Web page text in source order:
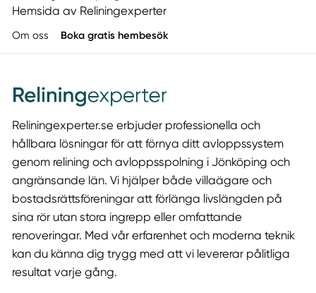
Hemsida av Reliningexperter
Om oss Boka gratis hembesök
Reliningexperter.se erbjuder professionella och
hållbara lösningar för att förnya ditt avloppssystem
genom relining och avloppsspolning i Jönköping och
angränsande län. Vi hjälper både villaägare och
bostadsrättsföreningar att förlänga livslängden på
sina rör utan stora ingrepp eller omfattande
renoveringar. Med vår erfarenhet och moderna teknik
kan du känna dig trygg med att vi levererar pålitliga
resultat varje gång.